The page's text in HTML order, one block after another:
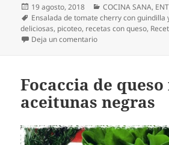
Publicado
el
19 agosto, 2018 Categorías
COCINA SANA,
Etiquetas
Ensalada de tomate cherry con guindilla
deliciosas, picoteo, recetas con queso,
Deja un comentarioen Ensalada de
Focaccia de
aceitunas negras